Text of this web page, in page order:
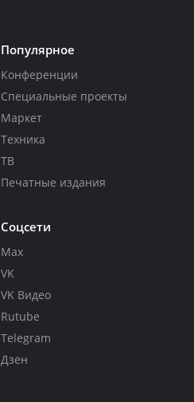
Популярное
Конференции
Специальные проекты
Маркет
Техника
ТВ
Печатные издания
Соцсети
Max
VK
VK Видео
Rutube
Telegram
Дзен